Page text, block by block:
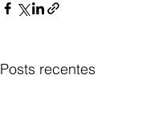
Posts recentes